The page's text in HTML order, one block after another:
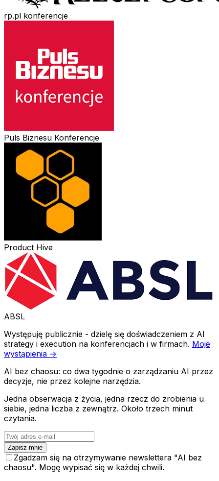
rp.pl konferencje
Puls Biznesu Konferencje
Product Hive
ABSL
Występuję publicznie - dzielę się doświadczeniem z AI
strategy i execution na konferencjach i w firmach. Moje
wystąpienia →
AI bez chaosu: co dwa tygodnie o zarządzaniu AI przez
decyzje, nie przez kolejne narzędzia.
Jedna obserwacja z życia, jedna rzecz do zrobienia u
siebie, jedna liczba z zewnątrz. Około trzech minut
czytania.
Zapisz mnie
Zgadzam się na otrzymywanie newslettera "AI bez
chaosu". Mogę wypisać się w każdej chwili.